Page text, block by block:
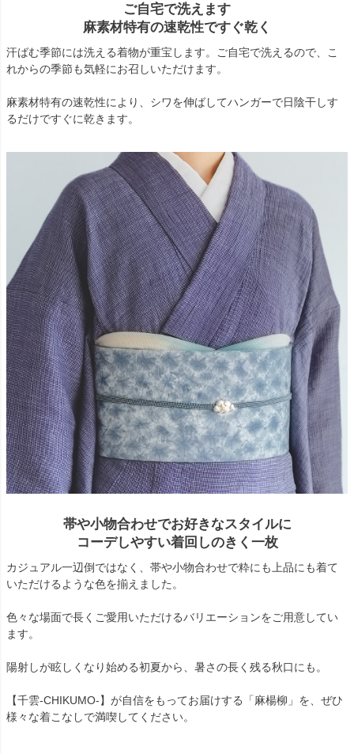
ご自宅で洗えます
麻素材特有の速乾性ですぐ乾く
汗ばむ季節には洗える着物が重宝します。ご自宅で洗えるので、こ
れからの季節も気軽にお召しいただけます。
麻素材特有の速乾性により、シワを伸ばしてハンガーで日陰干しす
るだけですぐに乾きます。
帯や小物合わせでお好きなスタイルに
コーデしやすい着回しのきく一枚
カジュアル一辺倒ではなく、帯や小物合わせで粋にも上品にも着て
いただけるような色を揃えました。
色々な場面で長くご愛用いただけるバリエーションをご用意してい
ます。
陽射しが眩しくなり始める初夏から、暑さの長く残る秋口にも。
【千雲-CHIKUMO-】が自信をもってお届けする「麻楊柳」を、ぜひ
様々な着こなしで満喫してください。